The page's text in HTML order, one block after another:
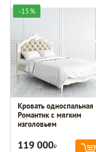
-15%
Кровать односпальная
Романтик с мягким
изголовьем
119 000Р